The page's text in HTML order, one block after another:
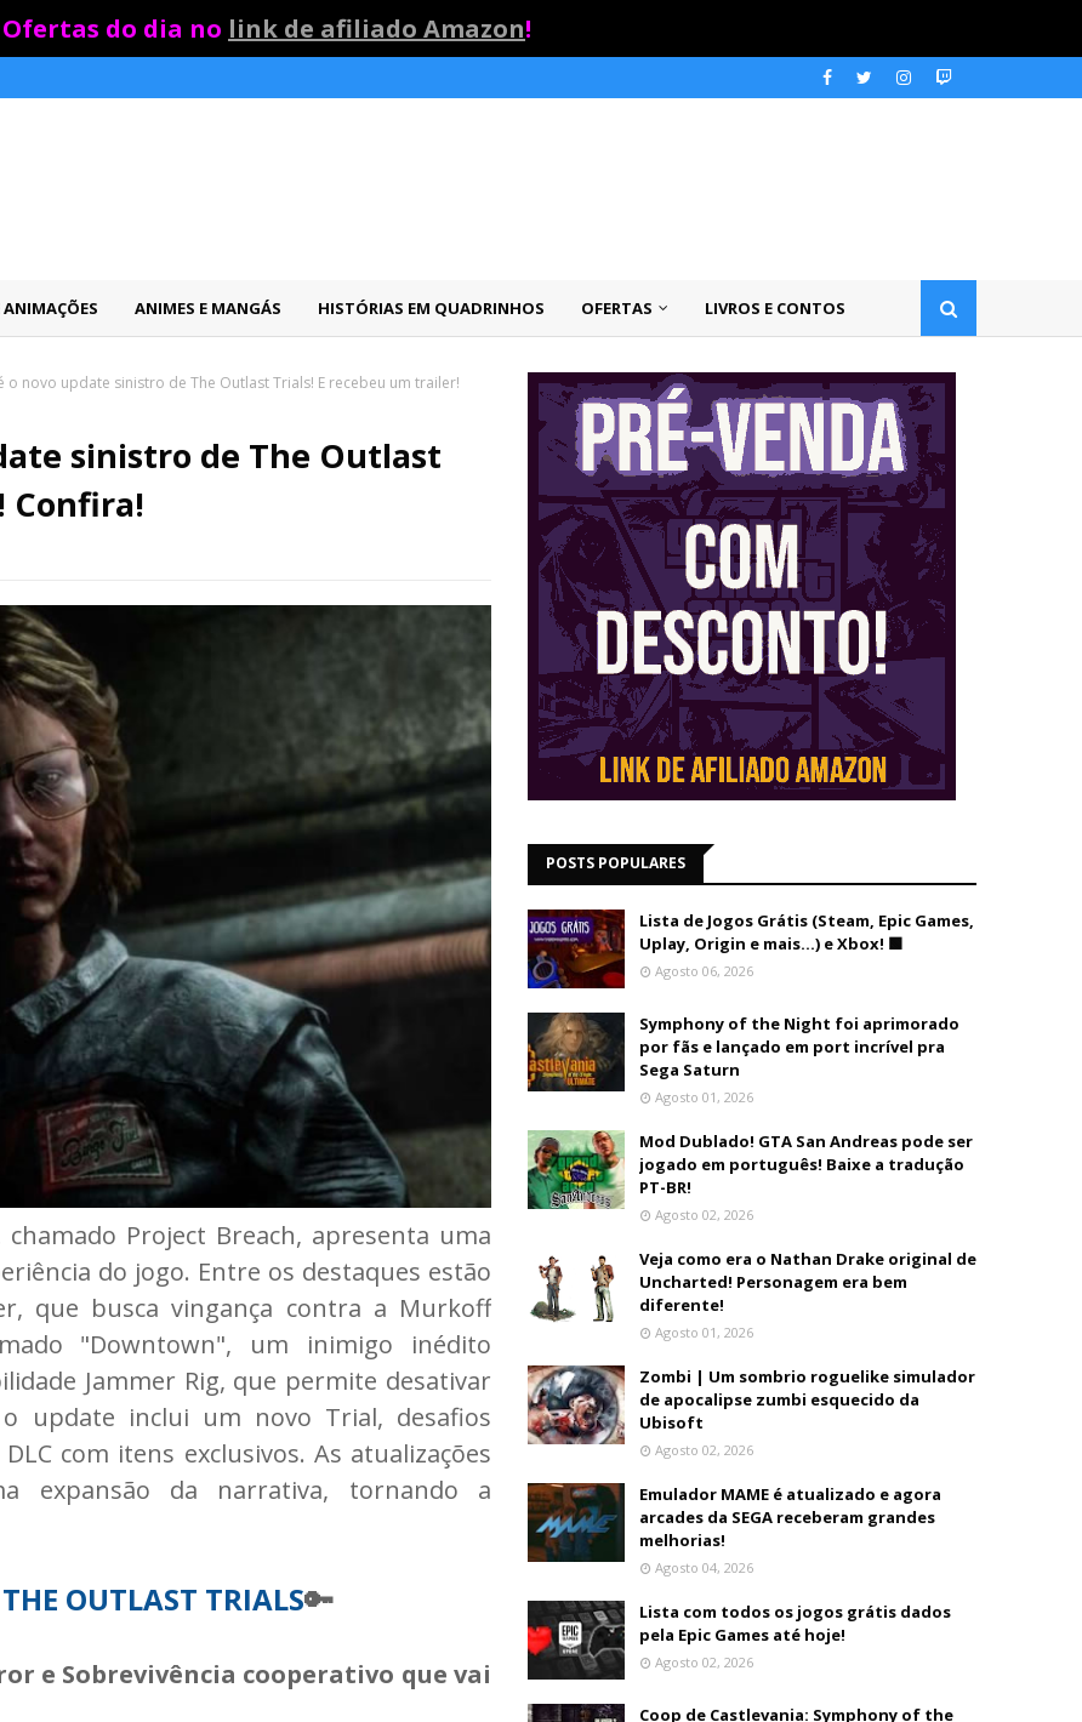
Ofertas do dia no link de afiliado Amazon!
ANIMAÇÕES ANIMES E MANGÁS HISTÓRIAS EM QUADRINHOS OFERTAS LIVROS E CONTOS
o novo update sinistro de The Outlast Trials! E recebeu um trailer!
sinistro de The Outlast
Confira!
Project Breach, apresenta uma
do jogo. Entre os destaques estão
que busca vingança contra a Murkoff
"Downtown", um inimigo inédito
Jammer Rig, que permite desativar
update inclui um novo Trial, desafios
com itens exclusivos. As atualizações
expansão da narrativa, tornando a
OUTLAST TRIALS🔑
e Sobrevivência cooperativo que vai
POSTS POPULARES
Lista de Jogos Grátis (Steam, Epic Games,
Uplay, Origin e mais...) e Xbox! 🟩
Agosto 06, 2026
Symphony of the Night foi aprimorado
por fãs e lançado em port incrível pra
Sega Saturn
Agosto 01, 2026
Mod Dublado! GTA San Andreas pode ser
jogado em português! Baixe a tradução
PT-BR!
Agosto 02, 2026
Veja como era o Nathan Drake original de
Uncharted! Personagem era bem
diferente!
Agosto 01, 2026
Zombi | Um sombrio roguelike simulador
de apocalipse zumbi esquecido da
Ubisoft
Agosto 02, 2026
Emulador MAME é atualizado e agora
arcades da SEGA receberam grandes
melhorias!
Agosto 04, 2026
Lista com todos os jogos grátis dados
pela Epic Games até hoje!
Agosto 02, 2026
Coop de Castlevania: Symphony of the